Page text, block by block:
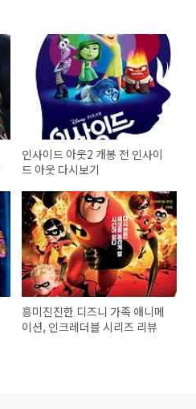
인사이드 아웃2 개봉 전 인사이
드 아웃 다시보기
흥미진진한 디즈니 가족 애니메
이션, 인크레더블 시리즈 리뷰